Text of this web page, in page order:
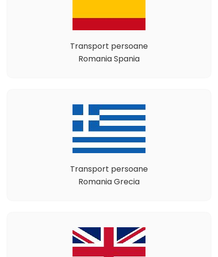
Transport persoane
Romania Spania
Transport persoane
Romania Grecia